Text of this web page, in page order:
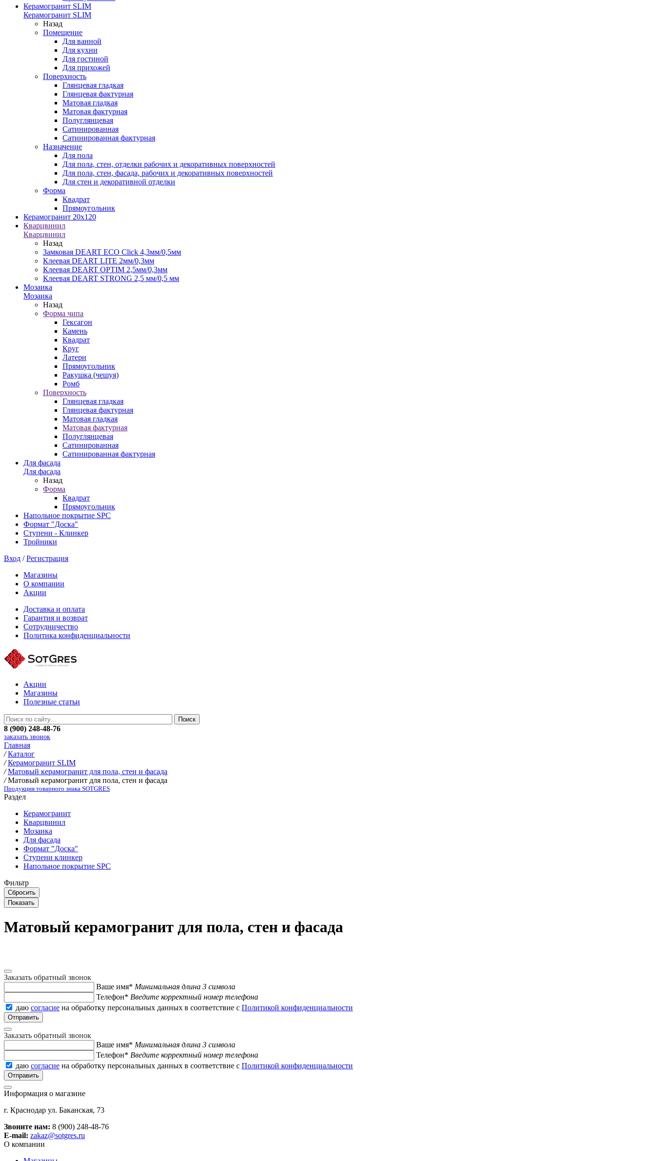
Керамогранит SLIM
Керамогранит SLIM
Назад
Помещение
Для ванной
Для кухни
Для гостиной
Для прихожей
Поверхность
Глянцевая гладкая
Глянцевая фактурная
Матовая гладкая
Матовая фактурная
Полуглянцевая
Сатинированная
Сатинированная фактурная
Назначение
Для пола
Для пола, стен, отделки рабочих и декоративных поверхностей
Для пола, стен, фасада, рабочих и декоративных поверхностей
Для стен и декоративной отделки
Форма
Квадрат
Прямоугольник
Керамогранит 20х120
Кварцвинил
Кварцвинил
Назад
Замковая DEART ECO Click 4,3мм/0,5мм
Клеевая DEART LITE 2мм/0,3мм
Клеевая DEART OPTIM 2,5мм/0,3мм
Клеевая DEART STRONG 2,5 мм/0,5 мм
Мозаика
Мозаика
Назад
Форма чипа
Гексагон
Камень
Квадрат
Круг
Латерн
Прямоугольник
Ракушка (чешуя)
Ромб
Поверхность
Глянцевая гладкая
Глянцевая фактурная
Матовая гладкая
Матовая фактурная
Полуглянцевая
Сатинированная
Сатинированная фактурная
Для фасада
Для фасада
Назад
Форма
Квадрат
Прямоугольник
Напольное покрытие SPC
Формат "Доска"
Ступени - Клинкер
Тройники
Вход /Регистрация
Магазины
О компании
Акции
Доставка и оплата
Гарантия и возврат
Сотрудничество
Политика конфиденциальности
Акции
Магазины
Полезные статьи
8 (900) 248-48-76
заказать звонок
Главная
/ Каталог
/ Керамогранит SLIM
/ Матовый керамогранит для пола, стен и фасада
/ Матовый керамогранит для пола, стен и фасада
Продукция товарного знака SOTGRES
Раздел
Керамогранит
Кварцвинил
Мозаика
Для фасада
Формат "Доска"
Ступени клинкер
Напольное покрытие SPC
Фильтр
Матовый керамогранит для пола, стен и фасада
Заказать обратный звонок
Ваше имя* Минимальная длина 3 символа
Телефон* Введите корректный номер телефона
даю согласие на обработку персональных данных в соответствие с Политикой конфиденциальности
Заказать обратный звонок
Ваше имя* Минимальная длина 3 символа
Телефон* Введите корректный номер телефона
даю согласие на обработку персональных данных в соответствие с Политикой конфиденциальности
Информация о магазине
г. Краснодар ул. Баканская, 73
Звоните нам: 8 (900) 248-48-76
E-mail: zakaz@sotgres.ru
О компании